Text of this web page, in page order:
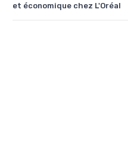
et économique chez L'Oréal